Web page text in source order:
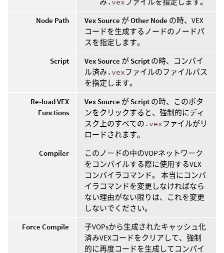
Node Path
Vex Source がOther Node の時、VEX
コードを生成するノードのノードパ
スを指定します。
Script
Vex Source が Script の時、コンパイ
ル済み .vexファイルのファイルパス
を指定します。
Re-load VEX
Functions
Vex Source が Script の時、このボタ
ンをクリックすると、強制的にディ
スク上のすべての .vexファイルがリ
ロードされます。
Compiler
このノードの中のVOPネットワーク
をコンパイルする際に使用するVEX
コンパイラコマンド。 本当にコンパ
イラコマンドを変更しなければなら
ない理由がない限りは、これを変更
しないでください。
Force Compile
子VOPsから生成されたキャッシュ化
済みVEXコードをクリアして、強制
的に再度コードを生成してコンパイ